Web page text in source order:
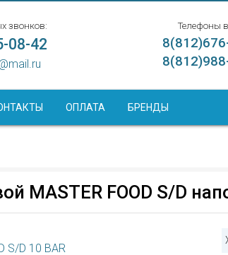
звонков:
08-42
Телефоны
ОПЛАТА БРЕНДЫ
MASTER FOOD S/D